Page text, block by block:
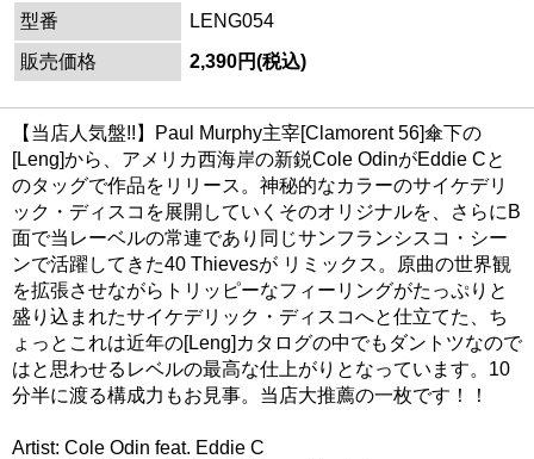
型番
LENG054
販売価格
2,390円(税込)
【当店人気盤!!】Paul Murphy主宰[Clamorent 56]傘下の
[Leng]から、アメリカ西海岸の新鋭Cole OdinがEddie Cと
のタッグで作品をリリース。神秘的なカラーのサイケデリ
ック・ディスコを展開していくそのオリジナルを、さらにB
面で当レーベルの常連であり同じサンフランシスコ・シー
ンで活躍してきた40 Thievesが リミックス。原曲の世界観
を拡張させながらトリッピーなフィーリングがたっぷりと
盛り込まれたサイケデリック・ディスコへと仕立てた、ち
ょっとこれは近年の[Leng]カタログの中でもダントツなので
はと思わせるレベルの最高な仕上がりとなっています。10
分半に渡る構成力もお見事。当店大推薦の一枚です！！
Artist: Cole Odin feat. Eddie C